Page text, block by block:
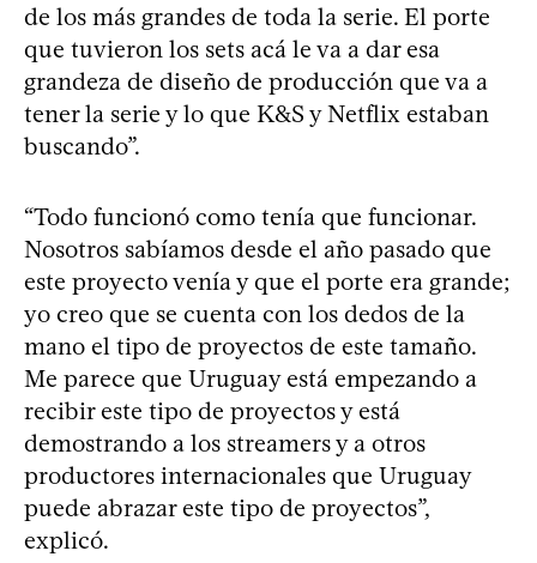
de los más grandes de toda la serie. El porte
que tuvieron los sets acá le va a dar esa
grandeza de diseño de producción que va a
tener la serie y lo que K&S y Netflix estaban
buscando”.
“Todo funcionó como tenía que funcionar.
Nosotros sabíamos desde el año pasado que
este proyecto venía y que el porte era grande;
yo creo que se cuenta con los dedos de la
mano el tipo de proyectos de este tamaño.
Me parece que Uruguay está empezando a
recibir este tipo de proyectos y está
demostrando a los streamers y a otros
productores internacionales que Uruguay
puede abrazar este tipo de proyectos”,
explicó.